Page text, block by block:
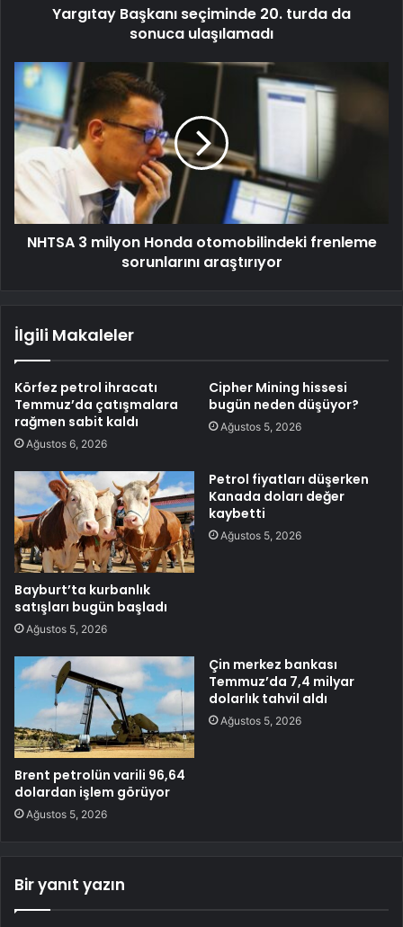
Yargıtay Başkanı seçiminde 20. turda da
sonuca ulaşılamadı
NHTSA 3 milyon Honda otomobilindeki frenleme
sorunlarını araştırıyor
İlgili Makaleler
Körfez petrol ihracatı
Temmuz’da çatışmalara
rağmen sabit kaldı
Ağustos 6, 2026
Cipher Mining hissesi
bugün neden düşüyor?
Ağustos 5, 2026
Bayburt’ta kurbanlık
satışları bugün başladı
Ağustos 5, 2026
Petrol fiyatları düşerken
Kanada doları değer
kaybetti
Ağustos 5, 2026
Brent petrolün varili 96,64
dolardan işlem görüyor
Ağustos 5, 2026
Çin merkez bankası
Temmuz’da 7,4 milyar
dolarlık tahvil aldı
Ağustos 5, 2026
Bir yanıt yazın